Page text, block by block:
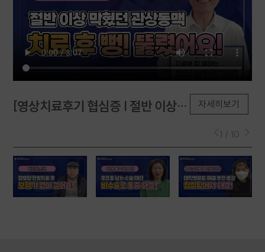
[영상치료후기 협심증 | 절반 이상
자세히보기
1 / 10